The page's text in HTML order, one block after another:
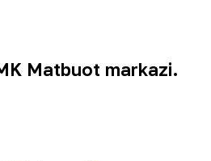
Matbuot markazi.